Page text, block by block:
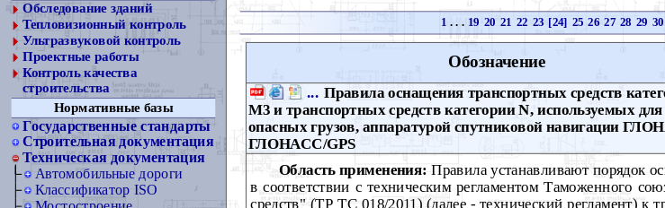
Обследование зданий
Тепловизионный контроль
Ультразвуковой контроль
Проектные работы
Контроль качества
строительства
Нормативные базы
Государственные стандарты
Строительная документация
Техническая документация
Автомобильные дороги
Классификатор ISO
1 . . . 19 20 21 22 23 [24] 25 26 27 28 29 30
Обозначение
... Правила оснащения транспортных средств
М3 и транспортных средств категории N, используемых для
опасных грузов, аппаратурой спутниковой навигации
ГЛОНАСС/GPS
Область применения: Правила устанавливают порядок
в соответствии с техническим регламентом Таможенного
средств" (ТР ТС 018/2011) (далее - технический регламент)